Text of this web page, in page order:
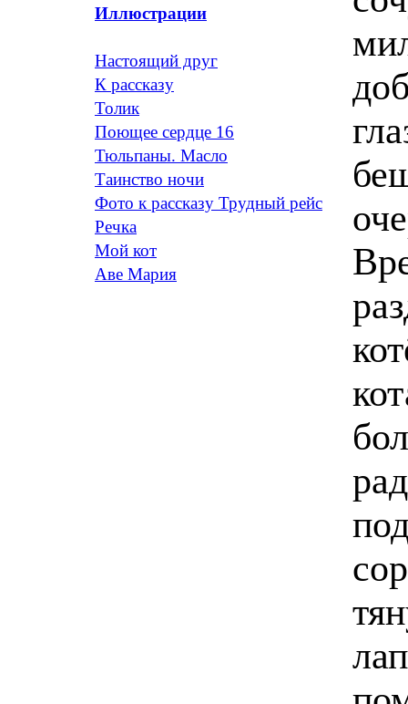
Иллюстрации
Настоящий друг
К рассказу
Толик
Поющее сердце 16
Тюльпаны. Масло
Таинство ночи
Фото к рассказу Трудный рейс
Речка
Мой кот
Аве Мария